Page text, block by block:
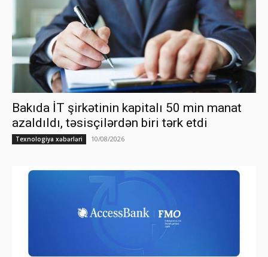
Bakıda İT şirkətinin kapitalı 50 min manat
azaldıldı, təsisçilərdən biri tərk etdi
Texnologiya xəbərləri 10/08/2026